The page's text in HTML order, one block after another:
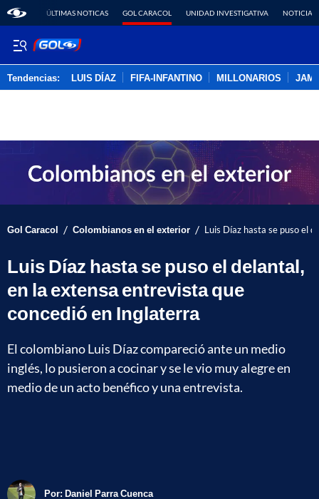
ÚLTIMAS NOTICAS GOL CARACOL UNIDAD INVESTIGATIVA NOTICIAS
Tendencias: LUIS DÍAZ FIFA-INFANTINO MILLONARIOS
Gol Caracol / Colombianos en el exterior / Luis Díaz hasta se puso el
Luis Díaz hasta se puso el delantal,
en la extensa entrevista que
concedió en Inglaterra
El colombiano Luis Díaz compareció ante un medio
inglés, lo pusieron a cocinar y se le vio muy alegre en
medio de un acto benéfico y una entrevista.
Por: Daniel Parra Cuenca